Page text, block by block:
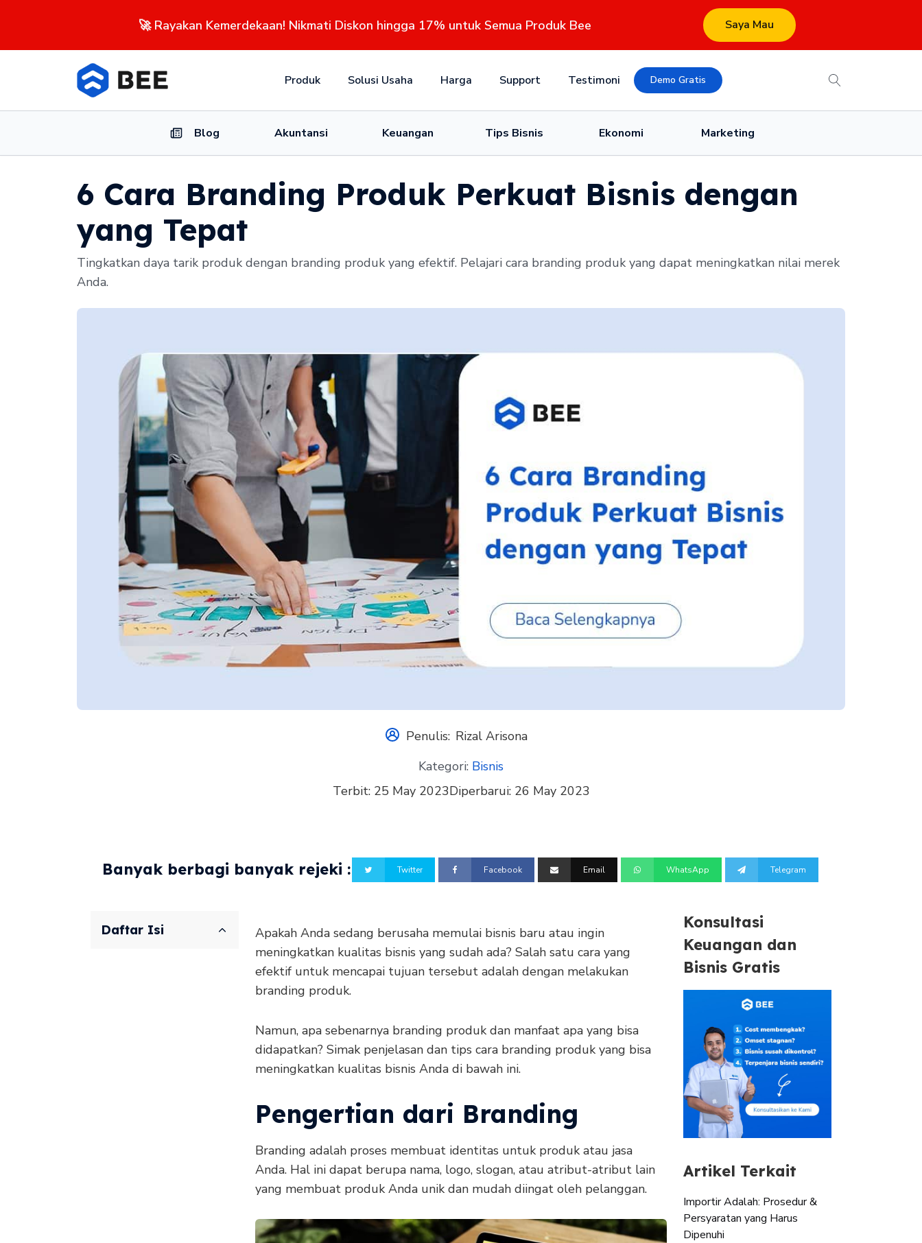
🚀 Rayakan Kemerdekaan! Nikmati Diskon hingga 17% untuk Semua Produk Bee Saya Mau
Produk Solusi Usaha Harga Support Testimoni Demo Gratis
Blog Akuntansi Keuangan Tips Bisnis Ekonomi Marketing
6 Cara Branding Produk Perkuat Bisnis dengan
yang Tepat
Tingkatkan daya tarik produk dengan branding produk yang efektif. Pelajari cara branding produk yang dapat meningkatkan nilai merek
Anda.
Penulis: Rizal Arisona
Kategori: Bisnis
Terbit: 25 May 2023Diperbarui: 26 May 2023
Banyak berbagi banyak rejeki : Twitter Facebook Email WhatsApp Telegram
Daftar Isi
Apakah Anda sedang berusaha memulai bisnis baru atau ingin
meningkatkan kualitas bisnis yang sudah ada? Salah satu cara yang
efektif untuk mencapai tujuan tersebut adalah dengan melakukan
branding produk.
Namun, apa sebenarnya branding produk dan manfaat apa yang bisa
didapatkan? Simak penjelasan dan tips cara branding produk yang bisa
meningkatkan kualitas bisnis Anda di bawah ini.
Pengertian dari Branding
Branding adalah proses membuat identitas untuk produk atau jasa
Anda. Hal ini dapat berupa nama, logo, slogan, atau atribut-atribut lain
yang membuat produk Anda unik dan mudah diingat oleh pelanggan.
Konsultasi
Keuangan dan
Bisnis Gratis
Artikel Terkait
Importir Adalah: Prosedur &
Persyaratan yang Harus
Dipenuhi